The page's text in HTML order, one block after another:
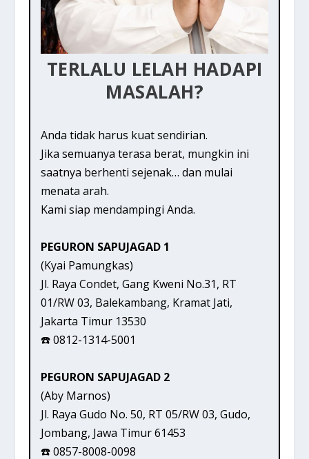
TERLALU LELAH HADAPI
MASALAH?
Anda tidak harus kuat sendirian.
Jika semuanya terasa berat, mungkin ini
saatnya berhenti sejenak… dan mulai
menata arah.
Kami siap mendampingi Anda.
PEGURON SAPUJAGAD 1
(Kyai Pamungkas)
Jl. Raya Condet, Gang Kweni No.31, RT
01/RW 03, Balekambang, Kramat Jati,
Jakarta Timur 13530
☎️ 0812-1314-5001
PEGURON SAPUJAGAD 2
(Aby Marnos)
Jl. Raya Gudo No. 50, RT 05/RW 03, Gudo,
Jombang, Jawa Timur 61453
☎️ 0857-8008-0098